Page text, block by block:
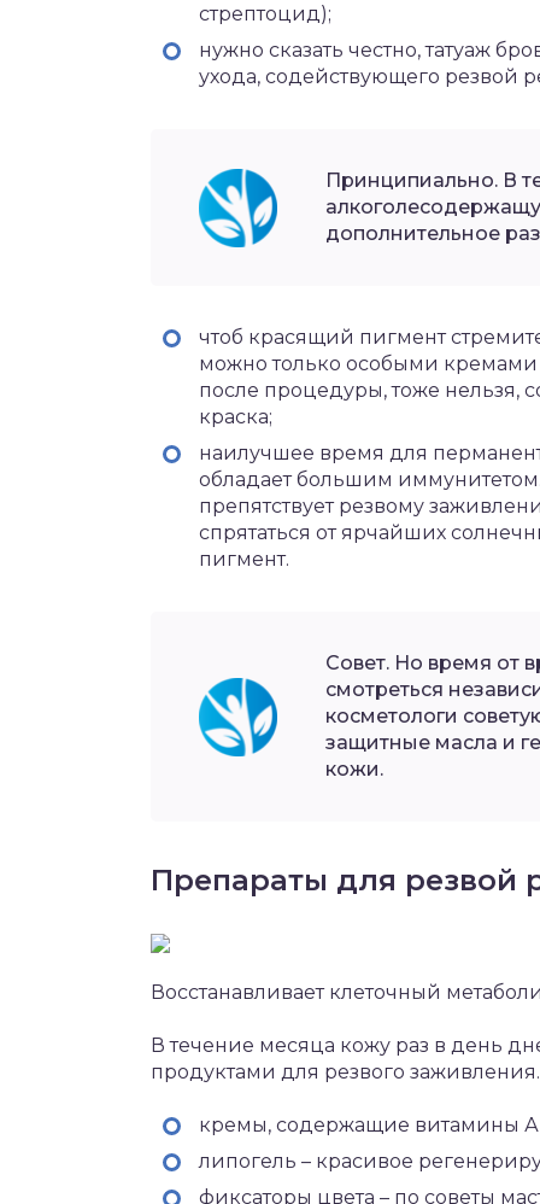
стрептоцид);
нужно сказать честно, татуаж
ухода, содействующего резвой
Принципиально. В
дополнительное
чтоб красящий пигмент
можно только особыми кремами
после процедуры, тоже нельзя,
краска;
наилучшее время для
обладает большим
препятствует резвому
спрятаться от ярчайших
пигмент.
Совет. Но время от
смотреться
косметологи
защитные масла и
кожи.
Препараты для резвой
Восстанавливает клеточный
В течение месяца кожу раз в день
продуктами для резвого заживления.
кремы, содержащие витамины
липогель – красивое
фиксаторы цвета – по советы